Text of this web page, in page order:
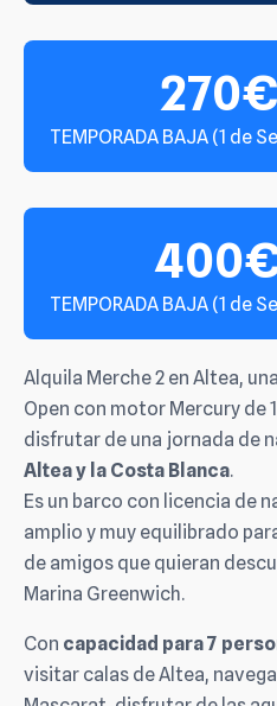
TEMPORADA BAJA (1 de
TEMPORADA BAJA (1 de
Alquila Merche 2 en Altea, una
Open con motor Mercury de
disfrutar de una jornada de
Altea y la Costa Blanca.
Es un barco con licencia de
amplio y muy equilibrado
de amigos que quieran
Marina Greenwich.
Con capacidad para 7
visitar calas de Altea,